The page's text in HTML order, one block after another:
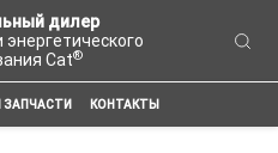
дилер
энергетического
Cat®
ЗАПЧАСТИ КОНТАКТЫ